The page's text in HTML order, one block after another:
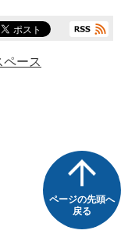
ース
ページの先頭へ
戻る